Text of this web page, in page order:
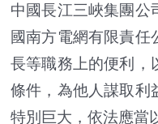
中國長江三峽集團公
國南方電網有限責任
長等職務上的便利，
條件，為他人謀取利
特別巨大，依法應當